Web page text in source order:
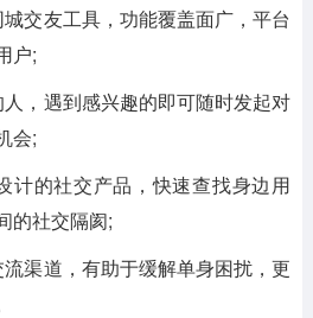
交友工具，功能覆盖面广，平台
户;
，遇到感兴趣的即可随时发起对
会;
计的社交产品，快速查找身边用
的社交隔阂;
渠道，有助于缓解单身困扰，更